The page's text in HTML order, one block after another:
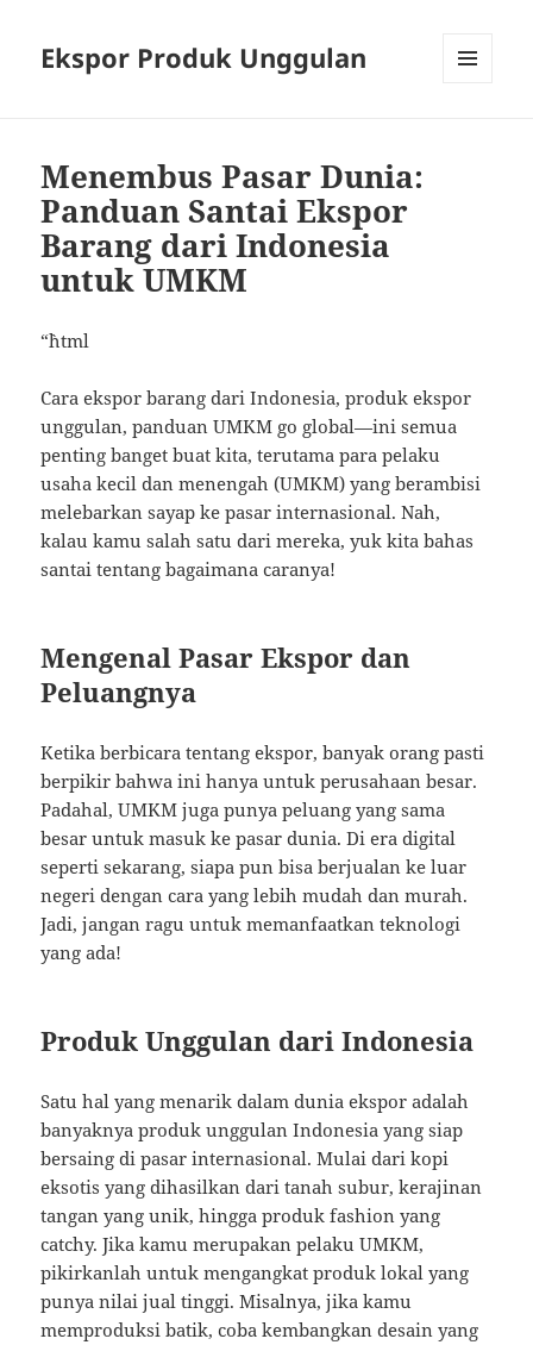
Ekspor Produk Unggulan
Menembus Pasar Dunia:
Panduan Santai Ekspor
Barang dari Indonesia
untuk UMKM
“`html
Cara ekspor barang dari Indonesia, produk ekspor
unggulan, panduan UMKM go global—ini semua
penting banget buat kita, terutama para pelaku
usaha kecil dan menengah (UMKM) yang berambisi
melebarkan sayap ke pasar internasional. Nah,
kalau kamu salah satu dari mereka, yuk kita bahas
santai tentang bagaimana caranya!
Mengenal Pasar Ekspor dan
Peluangnya
Ketika berbicara tentang ekspor, banyak orang pasti
berpikir bahwa ini hanya untuk perusahaan besar.
Padahal, UMKM juga punya peluang yang sama
besar untuk masuk ke pasar dunia. Di era digital
seperti sekarang, siapa pun bisa berjualan ke luar
negeri dengan cara yang lebih mudah dan murah.
Jadi, jangan ragu untuk memanfaatkan teknologi
yang ada!
Produk Unggulan dari Indonesia
Satu hal yang menarik dalam dunia ekspor adalah
banyaknya produk unggulan Indonesia yang siap
bersaing di pasar internasional. Mulai dari kopi
eksotis yang dihasilkan dari tanah subur, kerajinan
tangan yang unik, hingga produk fashion yang
catchy. Jika kamu merupakan pelaku UMKM,
pikirkanlah untuk mengangkat produk lokal yang
punya nilai jual tinggi. Misalnya, jika kamu
memproduksi batik, coba kembangkan desain yang